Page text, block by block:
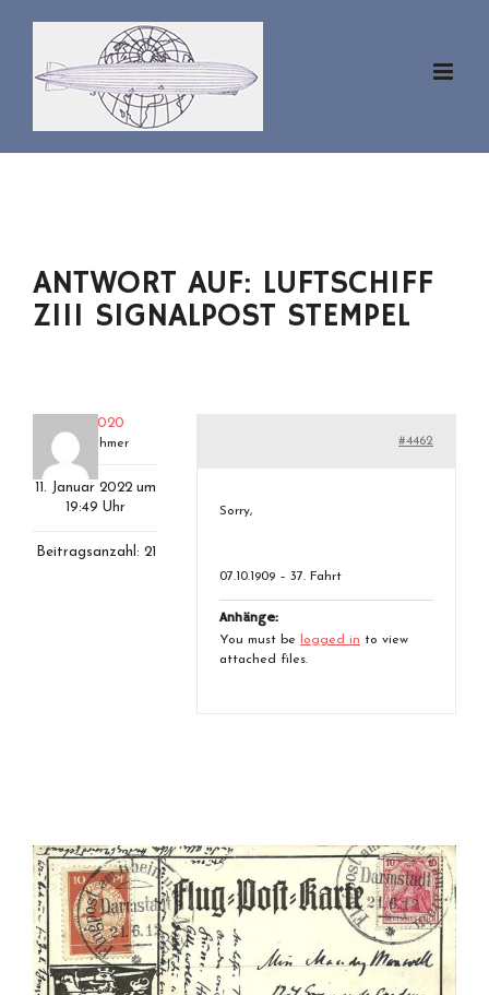
springen
ANTWORT AUF: LUFTSCHIFF
ZIII SIGNALPOST STEMPEL
zeppl2020
Teilnehmer
11. Januar 2022 um
19:49 Uhr
Beitragsanzahl: 21
#4462
Sorry,
07.10.1909 – 37. Fahrt
Anhänge:
You must be logged in to view
attached files.